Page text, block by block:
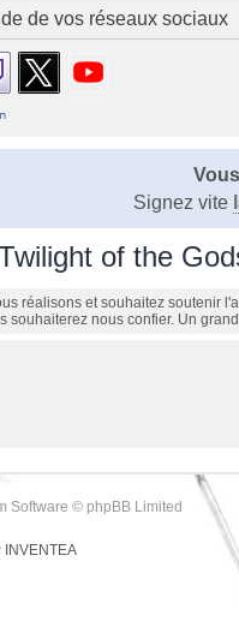
de vos réseaux sociaux
Signez vite
of the
réalisons et souhaitez soutenir
souhaiterez nous confier. Un
Software © phpBB Limited
INVENTEA